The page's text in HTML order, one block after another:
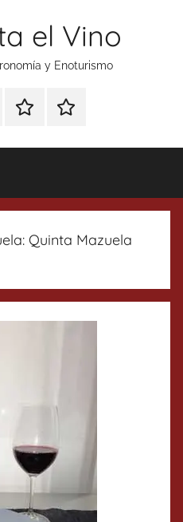
el Vino
y Enoturismo
RankingContacto
Quinta Mazuela